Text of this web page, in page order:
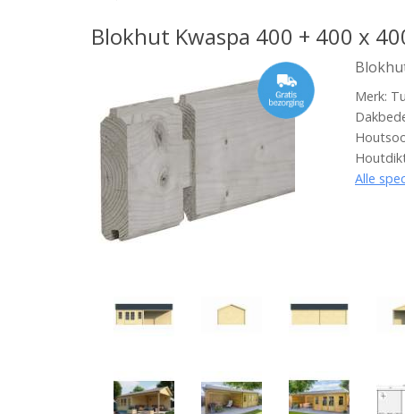
Blokhut Kwaspa 400 + 400 x
Merk:
Alle